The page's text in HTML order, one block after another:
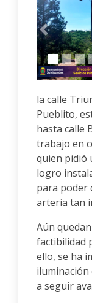
Anterior
la calle
Pueblito,
hasta calle
trabajo en
quien pidió
logro
para poder
arteria tan
Aún
factibilidad
ello, se ha
iluminación
a seguir